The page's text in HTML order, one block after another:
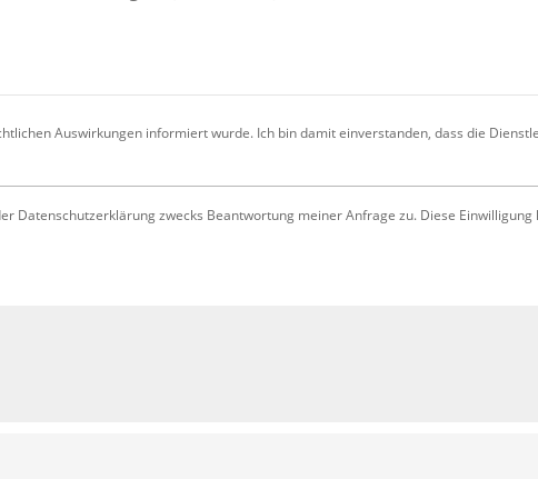
Auswirkungen informiert wurde. Ich bin damit einverstanden, dass die
Datenschutzerklärung zwecks Beantwortung meiner Anfrage zu. Diese